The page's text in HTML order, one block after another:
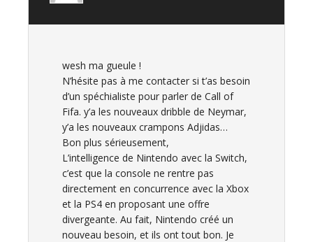
wesh ma gueule !
N’hésite pas à me contacter si t’as besoin
d’un spéchialiste pour parler de Call of
Fifa. y’a les nouveaux dribble de Neymar,
y’a les nouveaux crampons Adjidas…
Bon plus sérieusement,
L’intelligence de Nintendo avec la Switch,
c’est que la console ne rentre pas
directement en concurrence avec la Xbox
et la PS4 en proposant une offre
divergeante. Au fait, Nintendo créé un
nouveau besoin, et ils ont tout bon. Je